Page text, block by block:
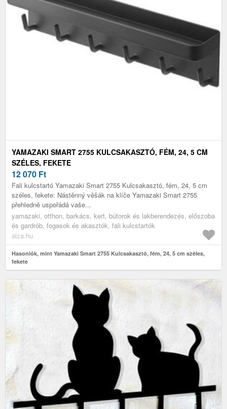
YAMAZAKI SMART 2755 KULCSAKASZTÓ, FÉM, 24, 5 CM
SZÉLES, FEKETE
12 070 Ft
Fali kulcstartó Yamazaki Smart 2755 Kulcsakasztó, fém, 24, 5 cm
széles, fekete: Nástěnný věšák na klíče Yamazaki Smart 2755
přehledně uspořádá vaše...
yamazaki, otthon, barkács, kert, bútorok és lakberendezés, előszoba
és gardrób, fogasok és akasztók, fali kulcstartók
alza.hu
Hasonlók, mint Yamazaki Smart 2755 Kulcsakasztó, fém, 24, 5 cm széles,
fekete